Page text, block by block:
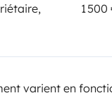
1 500
varient en